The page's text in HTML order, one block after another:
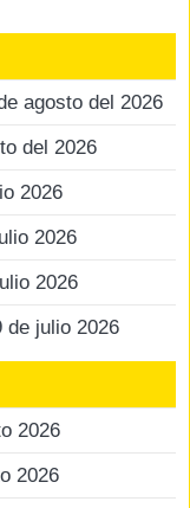
agosto del 2026
del 2026
2026
2026
2026
de julio 2026
2026
2026